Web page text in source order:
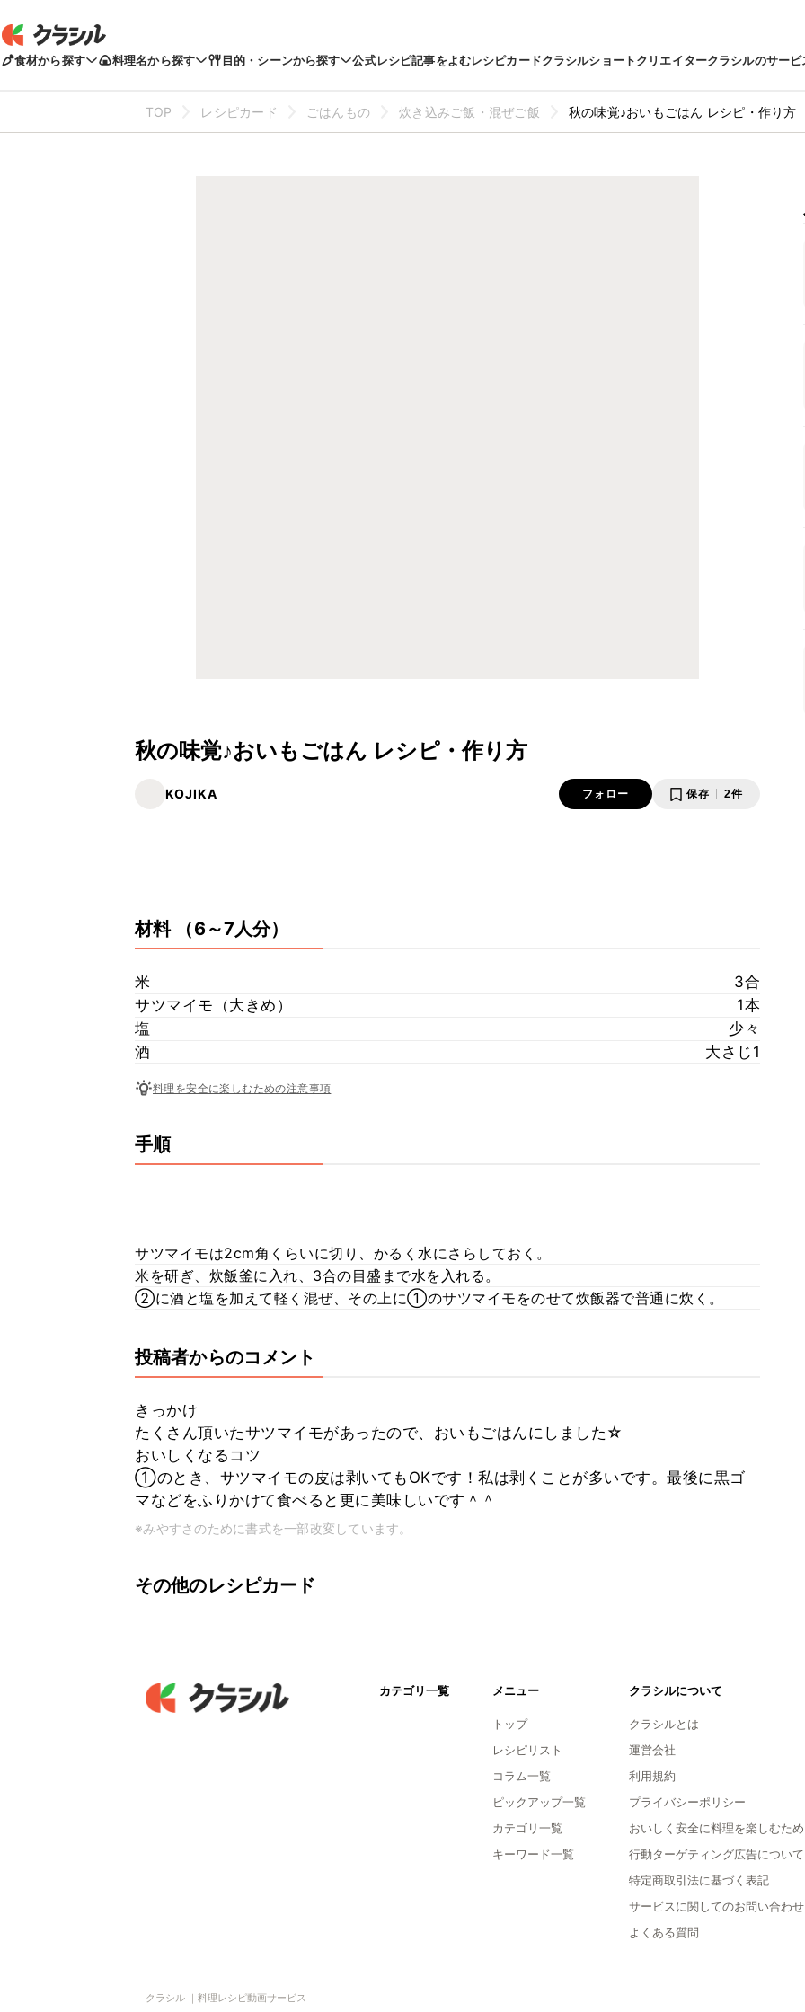
食材から探す 料理名から探す 目的・シーンから探す 公式レシピ記事をよむレシピカードクラシルショートクリエイタークラシルのサービ
TOP レシピカード ごはんもの 炊き込みご飯・混ぜご飯 秋の味覚♪おいもごはん レシピ・作り方
秋の味覚♪おいもごはん レシピ・作り方
KOJIKA フォロー 保存 2件
材料 （6～7人分）
米
3合
サツマイモ（大きめ）
1本
塩
少々
酒
大さじ1
料理を安全に楽しむための注意事項
手順
サツマイモは2cm角くらいに切り、かるく水にさらしておく。
米を研ぎ、炊飯釜に入れ、3合の目盛まで水を入れる。
②に酒と塩を加えて軽く混ぜ、その上に①のサツマイモをのせて炊飯器で普通に炊く。
投稿者からのコメント
きっかけ
たくさん頂いたサツマイモがあったので、おいもごはんにしました☆
おいしくなるコツ
①のとき、サツマイモの皮は剥いてもOKです！私は剥くことが多いです。最後に黒ゴ
マなどをふりかけて食べると更に美味しいです＾＾
※みやすさのために書式を一部改変しています。
その他のレシピカード
カテゴリ一覧 メニュー
トップ
レシピリスト
コラム一覧
ピックアップ一覧
カテゴリ一覧
キーワード一覧
クラシルについて
クラシルとは
運営会社
利用規約
プライバシーポリシー
おいしく安全に料理を楽しむため
行動ターゲティング広告について
特定商取引法に基づく表記
サービスに関してのお問い合わせ
よくある質問
クラシル ｜料理レシピ動画サービス